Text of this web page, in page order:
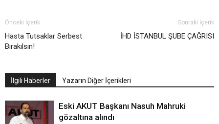
Önceki İçerik
Hasta Tutsaklar Serbest
Bırakılsın!
Sonraki İçerik
İHD İSTANBUL ŞUBE ÇAĞRISI
İlgili Haberler Yazarın Diğer İçerikleri
Eski AKUT Başkanı Nasuh Mahruki
gözaltına alındı